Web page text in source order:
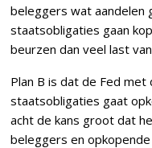
beleggers wat aandelen
staatsobligaties gaan
beurzen dan veel last
Plan B is dat de Fed
staatsobligaties gaat
acht de kans groot dat
beleggers en